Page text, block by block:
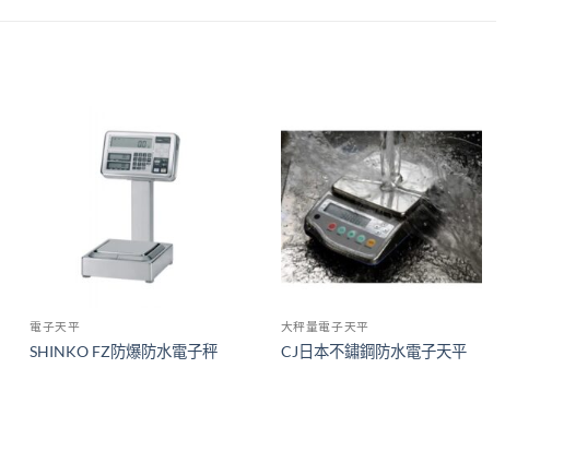
電子天平
SHINKO FZ防爆防水電子秤
大秤量電子天平
CJ日本不鏽鋼防水電子天平